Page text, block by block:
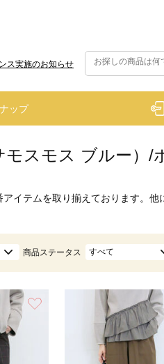
ス実施のお知らせ
ップ
モスモス ブルー）/
アイテムを取り揃えております。他
商品ステータス すべて